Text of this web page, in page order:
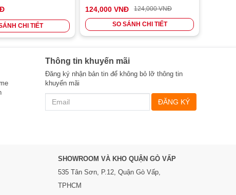
CHI TIẾT
124,000 VNĐ
124,000 VNĐ
SO SÁNH CHI TIẾT
Thông tin khuyến mãi
Đăng ký nhận bản tin để không bỏ lỡ thông tin
khuyến mãi
ĐĂNG KÝ
SHOWROOM VÀ KHO QUẬN GÒ VẤP
535 Tân Sơn, P.12, Quận Gò Vấp,
TPHCM